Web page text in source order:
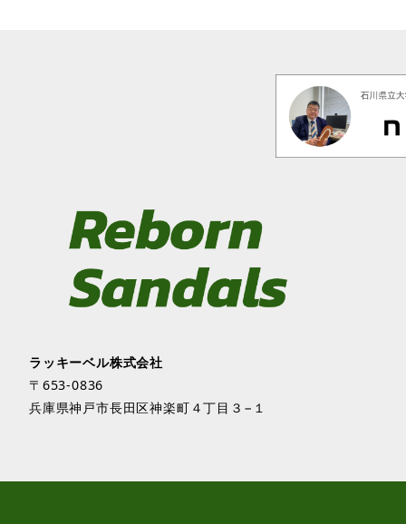
ラッキーベル株式会社
〒653-0836
兵庫県神戸市長田区神楽町４丁目３−１